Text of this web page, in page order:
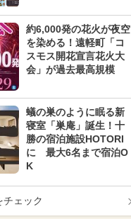
約6,000発の花火が夜空
を染める！遠軽町「コ
スモス開花宣言花火大
会」が過去最高規模
蟻の巣のように眠る新
寝室「巣庵」誕生！十
勝の宿泊施設HOTORI
に 最大6名まで宿泊O
K
チェック